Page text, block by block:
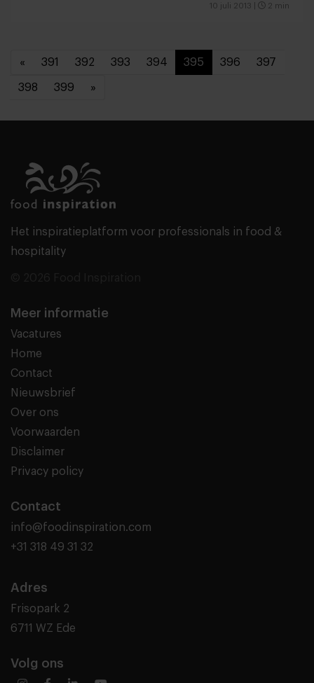
10 juli 2013 2 min
« 391 392 393 394 395 396 397
398 399 »
Het inspiratieplatform voor professionals in food &
hospitality
Meer informatie
Vacatures
Home
Contact
Nieuwsbrief
Over ons
Voorwaarden
Disclaimer
Privacy policy
Contact
info@foodinspiration.com
+31 318 49 31 32
Adres
Frisopark 2
6711 WZ Ede
Volg ons